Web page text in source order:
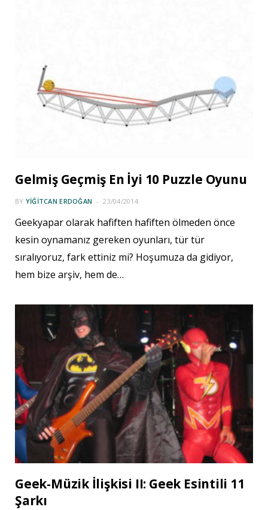
Gelmiş Geçmiş En İyi 10 Puzzle Oyunu
BY YIĞITCAN ERDOĞAN 23/04/2014
Geekyapar olarak hafiften hafiften ölmeden önce
kesin oynamanız gereken oyunları, tür tür
sıralıyoruz, fark ettiniz mi? Hoşumuza da gidiyor,
hem bize arşiv, hem de…
Geek-Müzik İlişkisi II: Geek Esintili 11
Şarkı